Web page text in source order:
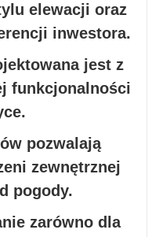
elewacji oraz
inwestora.
jest z
funkcjonalności
pozwalają
zewnętrznej
pogody.
zarówno dla